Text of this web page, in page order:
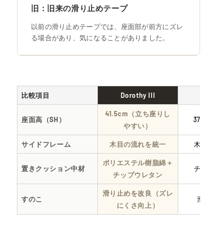
旧：旧来の滑り止めテープ
以前の滑り止めテープでは、座面部が前方にズレ
る場合があり、気になることがありました。
比較項目 Dorothy III
座面高（SH）
41.5cm（立ち座りし
やすい）
サイドフレーム 木目の流れを統一 木目縦
置きクッション中材
ポリエステル樹脂綿＋
チップウレタン
チップ
すのこ
滑り止めを改良（ズレ
にくさ向上）
滑り